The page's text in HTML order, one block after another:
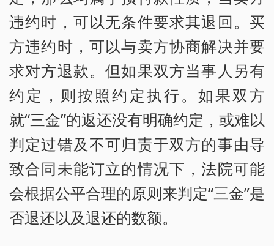
违约时，可以无条件要求其退回。买
方违约时，可以与卖方协商解决并要
求对方退款。但如果双方当事人另有
约定，则按照约定执行。如果双方
就“三金”的返还没有明确约定，或难以
判定过错及不可归责于双方的事由导
致合同未能订立的情况下，法院可能
会根据公平合理的原则来判定“三金”是
否退还以及退还的数额。